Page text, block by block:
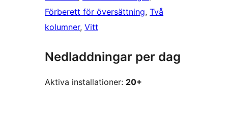
Förberett för översättning, Två
kolumner, Vitt
Nedladdningar per dag
Aktiva installationer: 20+